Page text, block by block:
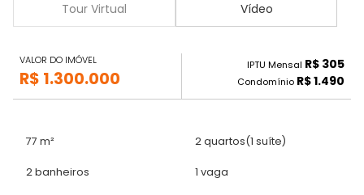
Tour Virtual Vídeo
VALOR DO IMÓVEL
R$ 1.300.000
IPTU Mensal R$ 305
Condomínio R$ 1.490
77 m² 2 quartos(1 suíte)
2 banheiros 1 vaga